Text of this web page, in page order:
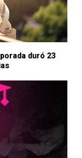
duró 23